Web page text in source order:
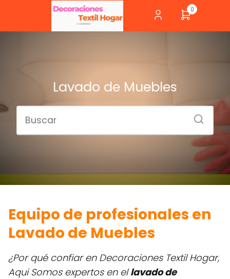
0
Lavado de Muebles
Equipo de profesionales en
Lavado de Muebles
¿Por qué confiar en Decoraciones Textil Hogar,
Aqui Somos expertos en ellavado de